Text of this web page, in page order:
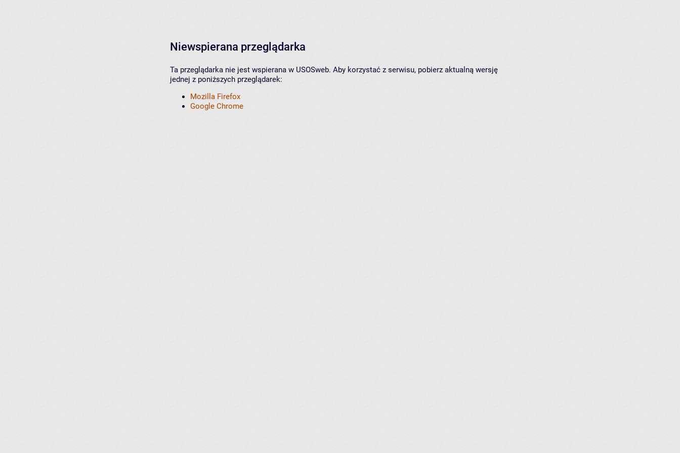
Niewspierana przeglądarka
Ta przeglądarka nie jest wspierana w USOSweb. Aby korzystać z serwisu, pobierz aktualną wersję
jednej z poniższych przeglądarek:
Mozilla Firefox
Google Chrome